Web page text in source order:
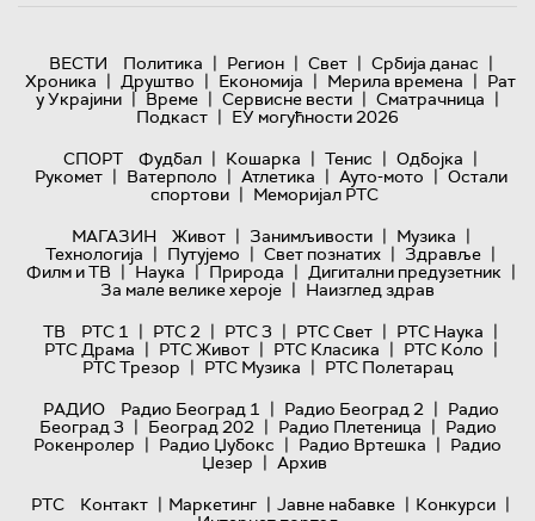
ВЕСТИ Политика | Регион | Свет | Србија данас |
Хроника | Друштво | Економија | Мерила времена | Рат
у Украјини | Време | Сервисне вести | Сматрачница |
Подкаст | ЕУ могућности 2026
СПОРТ
Фудбал | Кошарка | Тенис | Одбојка |
Рукомет | Ватерполо | Атлетика | Ауто-мото | Остали
спортови | Меморијал РТС
МАГАЗИН
Живот | Занимљивости | Музика |
Технологијa | Путујемо | Свет познатих | Здравље |
Филм и ТВ | Наука | Природа | Дигитални предузетник |
За мале велике хероје | Наизглед здрав
ТВ
РТС 1 | РТС 2 | РТС 3 | РТС Свет | РТС Наука |
РТС Драма | РТС Живот | РТС Класика | РТС Коло |
РТС Трезор | РТС Музика | РТС Полетарац
РАДИО
Радио Београд 1 | Радио Београд 2 | Радио
Београд 3 | Београд 202 | Радио Плетеница | Радио
Рокенролер | Радио Џубокс | Радио Вртешка | Радио
Џезер | Архив
РТС
Контакт | Маркетинг | Јавне набавке | Конкурси |